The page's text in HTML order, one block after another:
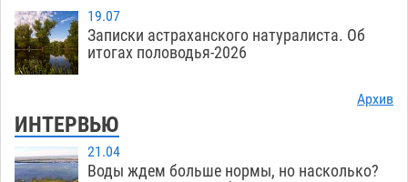
19.07
Записки астраханского натуралиста. Об
итогах половодья-2026
Архив
ИНТЕРВЬЮ
21.04
Воды ждем больше нормы, но насколько?